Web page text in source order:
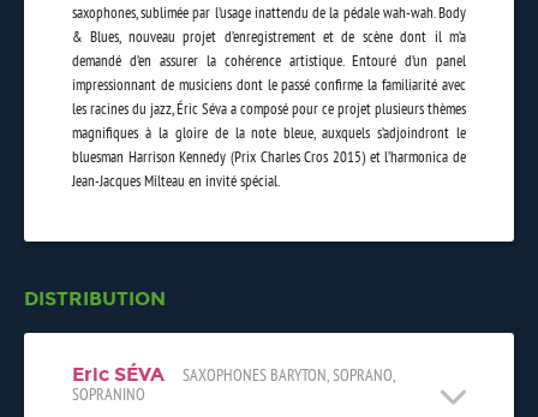
saxophones, sublimée par l’usage inattendu de la pédale wah-wah. Body
& Blues, nouveau projet d’enregistrement et de scène dont il m’a
demandé d’en assurer la cohérence artistique. Entouré d’un panel
impressionnant de musiciens dont le passé confirme la familiarité avec
les racines du jazz, Éric Séva a composé pour ce projet plusieurs thèmes
magnifiques à la gloire de la note bleue, auxquels s’adjoindront le
bluesman Harrison Kennedy (Prix Charles Cros 2015) et l’harmonica de
Jean-Jacques Milteau en invité spécial.
DISTRIBUTION
Eric SÉVA
SAXOPHONES BARYTON, SOPRANO,
SOPRANINO